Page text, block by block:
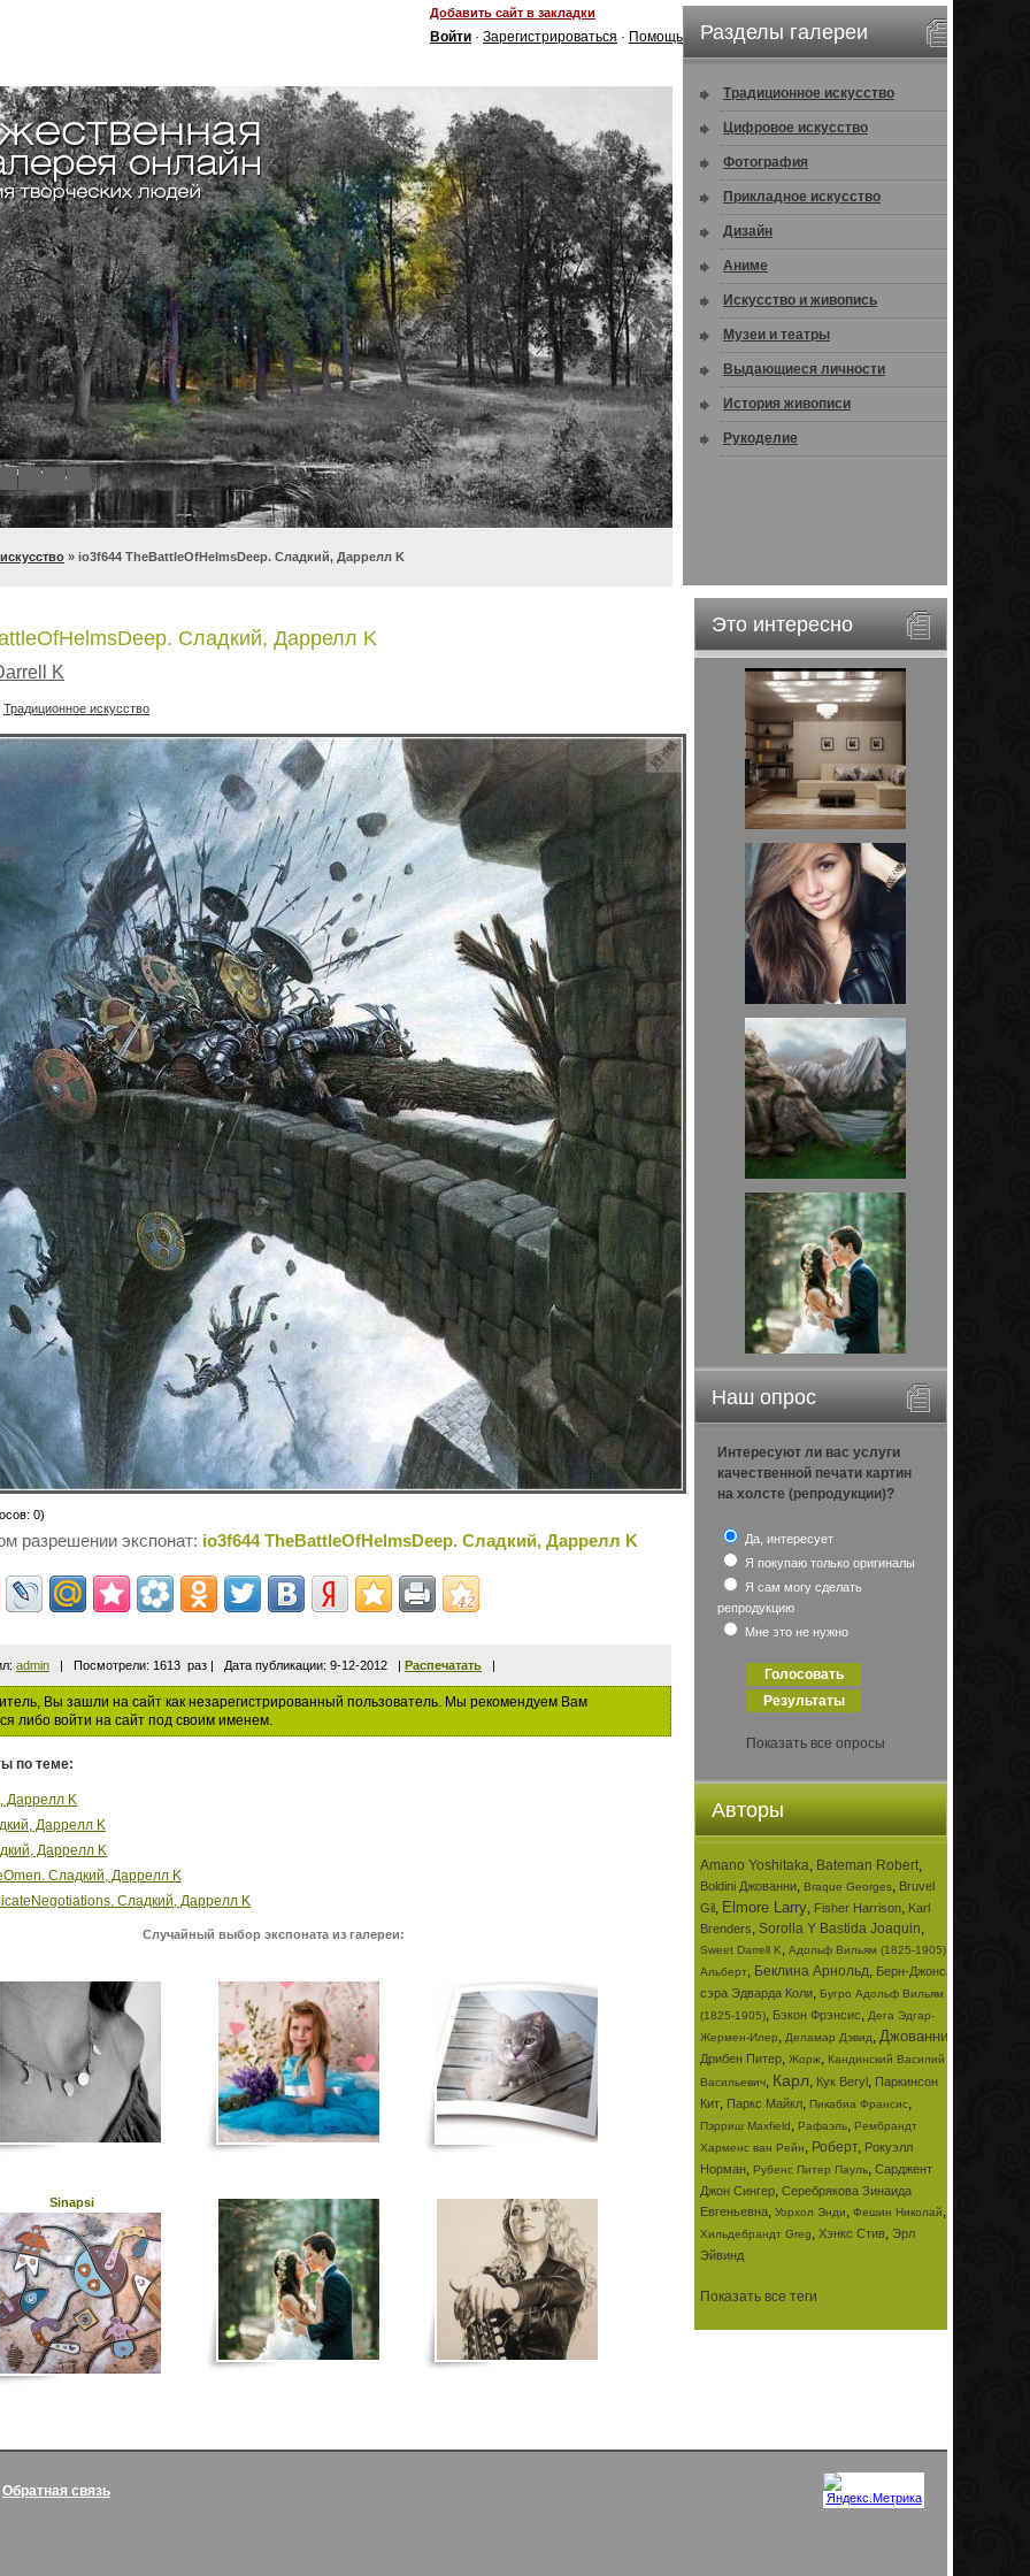
Добавить сайт в закладки
Войти · Зарегистрироваться · Помощь
8
» io3f644 TheBattleOfHelmsDeep. Сладкий, Даррелл K
Разделы галереи
Традиционное искусство
Цифровое искусство
Фотография
Прикладное искусство
Дизайн
Аниме
Искусство и живопись
Музеи и театры
Выдающиеся личности
История живописи
Рукоделие
Это интересно
Наш опрос
Интересуют ли вас услуги
качественной печати картин
на холсте (репродукции)?
Да, интересует
Я покупаю только оригиналы
Я сам могу сделать
репродукцию
Мне это не нужно
Показать все опросы
Авторы
Amano Yoshitaka, Bateman Robert,
Boldini Джованни, Braque Georges, Bruvel
Gil, Elmore Larry, Fisher Harrison, Karl
Brenders, Sorolla Y Bastida Joaquin,
Sweet Darrell K, Адольф Вильям (1825-1905)
Альберт, Беклина Арнольд, Берн-Джонса
сэра Эдварда Коли, Бугро Адольф Вильям
(1825-1905), Бэкон Фрэнсис, Дега Эдгар-
Жермен-Илер, Деламар Дэвид, Джованни
Дрибен Питер, Жорж, Кандинский Василий
Васильевич, Карл, Кук Beryl, Паркинсон
Кит, Паркс Майкл, Пикабиа Франсис,
Пэрриш Maxfield, Рафаэль, Рембрандт
Харменс ван Рейн, Роберт, Рокуэлл
Норман, Рубенс Питер Пауль, Сарджент
Джон Сингер, Серебрякова Зинаида
Евгеньевна, Уорхол Энди, Фешин Николай,
Хильдебрандт Greg, Хэнкс Стив, Эрл
Эйвинд
Показать все теги
Сладкий, Даррелл K
K
Традиционное искусство
0)
разрешении экспонат: io3f644 TheBattleOfHelmsDeep. Сладкий, Даррелл K
admin | Посмотрели: 1613 раз | Дата публикации: 9-12-2012 | Распечатать |
Вы зашли на сайт как незарегистрированный пользователь. Мы рекомендуем Вам
либо войти на сайт под своим именем.
по теме:
Даррелл K
Даррелл K
Даррелл K
Сладкий, Даррелл K
Сладкий, Даррелл K
Случайный выбор экспоната из галереи:
Sinapsi
Обратная связь